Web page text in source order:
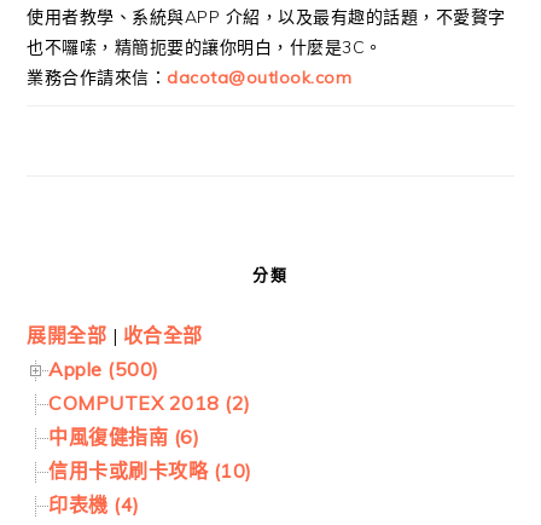
使用者教學、系統與APP 介紹，以及最有趣的話題，不愛贅字
也不囉嗦，精簡扼要的讓你明白，什麼是3C。
業務合作請來信： dacota@outlook.com
分類
展開全部 | 收合全部
Apple (500)
COMPUTEX 2018 (2)
中風復健指南 (6)
信用卡或刷卡攻略 (10)
印表機 (4)